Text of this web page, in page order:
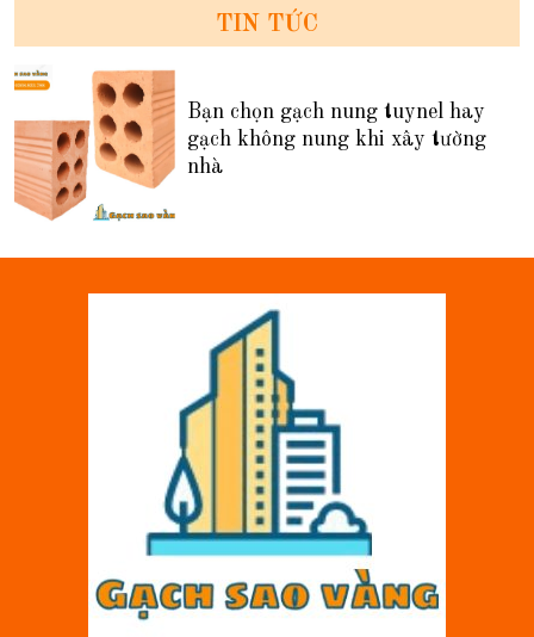
TIN TỨC
Bạn chọn gạch nung tuynel hay
gạch không nung khi xây tường
nhà